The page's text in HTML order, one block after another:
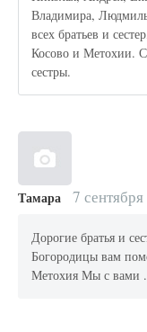
Владимира,
всех братьев и
Косово и Метохии.
сестры.
Тамара 7
Дорогие братья и
Богородицы вам
Метохия Мы с вами